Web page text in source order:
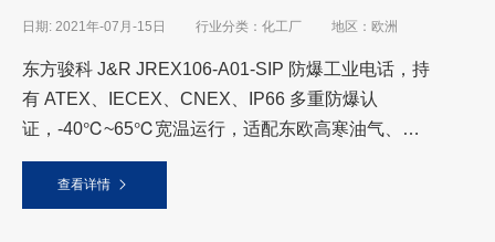
日期: 2021年-07月-15日 行业分类：化工厂 地区：欧洲
东方骏科 J&R JREX106-A01-SIP 防爆工业电话，持
有 ATEX、IECEX、CNEX、IP66 多重防爆认
证，-40℃~65℃宽温运行，适配东欧高寒油气、石
油化工、天然气等易燃易爆高危场景，提供厂区稳定
调度与应急通信保
查看详情